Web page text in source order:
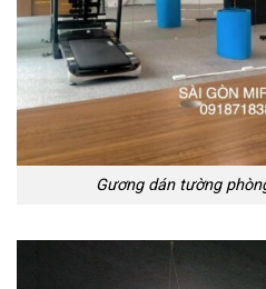
Gương dán tường